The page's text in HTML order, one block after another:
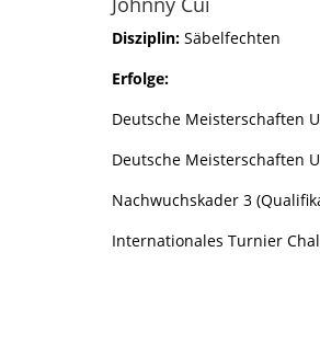
Disziplin: Säbelfechten
Erfolge:
Deutsche Meisterschaften
Deutsche Meisterschaften
Nachwuchskader 3
Internationales Turnier